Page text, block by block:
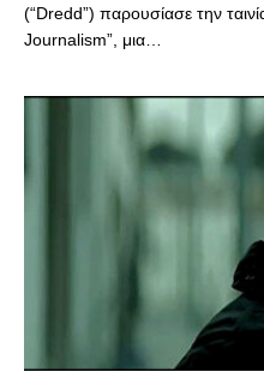
(“Dredd”) παρουσίασε την
Journalism”, μια…